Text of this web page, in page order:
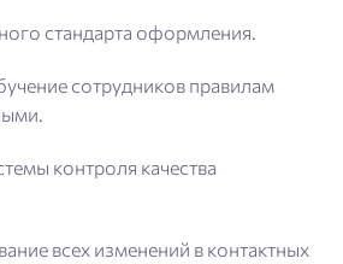
стандарта оформления.
сотрудников правилам
контроля качества
всех изменений в контактных